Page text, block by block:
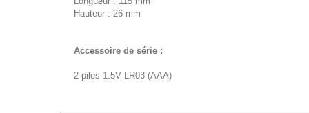
Hauteur : 26 mm
Accessoire de série :
2 piles 1.5V LR03 (AAA)